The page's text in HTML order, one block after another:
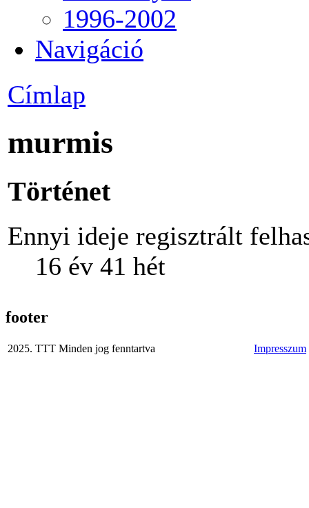
1996-2002
Navigáció
Címlap
murmis
Történet
Ennyi ideje regisztrált
16 év 41 hét
footer
2025. TTT Minden jog fenntartva Impresszum